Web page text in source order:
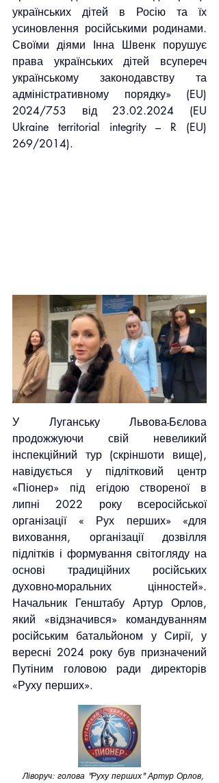
українських дітей в Росію та їх
усиновлення російськими родинами.
Своїми діями Інна Швенк порушує
права українських дітей всупереч
українському законодавству та
адміністративному порядку» (EU)
2024/753 від 23.02.2024 (EU
Ukraine territorial integrity – R (EU)
269/2014).
У Луганську Львова-Бєлова
продожжуючи свій невеликий
інспекційний тур (скріншоти вище),
навідується у підлітковий центр
«Піонер» під егідою створеної в
липні 2022 року всеросійської
організації « Рух перших» «для
виховання, організації дозвілля
підлітків і формування світогляду на
основі традиційних російських
духовно-моральних цінностей».
Начальник Генштабу Артур Орлов,
який «відзначився» командуванням
російським батальйоном у Сирії, у
вересні 2024 року був призначений
Путіним головою ради директорів
«Руху перших».
Ліворуч: голова "Руху перших" Артур Орлов,